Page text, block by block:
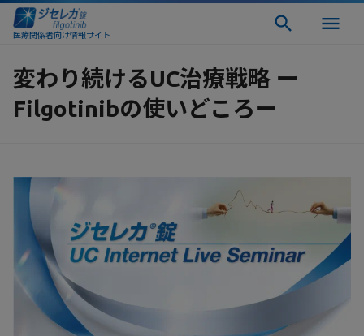
医療関係者向け情報サイト
変わり続けるUC治療戦略 ー
Filgotinibの使いどころー